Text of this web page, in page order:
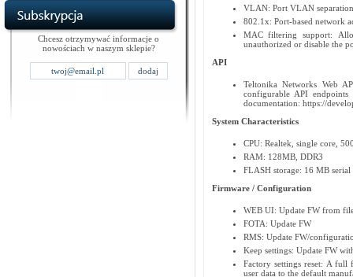
Chcesz otrzymywać informacje o
nowościach w naszym sklepie?
VLAN: Port VLAN separation
802.1x: Port-based network
MAC filtering support:
unauthorized or disable the
API
Teltonika Networks Web
configurable API
documentation: https://
System Characteristics
CPU: Realtek, single core,
RAM: 128MB, DDR3
FLASH storage: 16 MB serial
Firmware / Configuration
WEB UI: Update FW from
FOTA: Update FW
RMS: Update FW/
Keep settings: Update FW
Factory settings reset: A full
user data to the default